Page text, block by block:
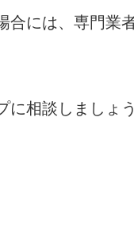
合には、専門業
に相談しましょ